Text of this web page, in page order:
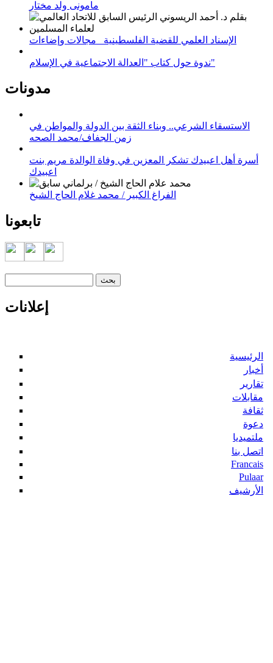
مامونى ولد مختار
الإسناد العلمي للقضية الفلسطينية_ مجالات وإضاءات
ندوة حول كتاب "العدالة الاجتماعية في الإسلام"
مدونات
الاستسقاء الشرعي.. وبناء الثقة بين الدولة والمواطن في
زمن الجفاف/محمد الصحه
أسرة أهل اعبيدك تشكر المعزين في وفاة الوالدة مريم بنت
اعبيدك
الفراغ الكبير / محمد غلام الحاج الشيخ
تابعونا
إعلانات
الرئيسية
أخبار
تقارير
مقابلات
ثقافة
دعوة
ملتميديا
اتصل بنا
Francais
Pulaar
الأرشيف